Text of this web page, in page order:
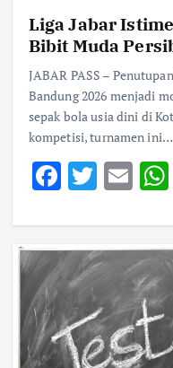
Liga Jabar
Bibit Muda
JABAR PASS –
Bandung 2026 menjadi
sepak bola usia dini di
kompetisi, turnamen ini…
F
e
b
o
o
k
T
it
te
r
E
ai
l